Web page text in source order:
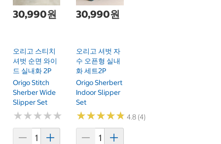
30,990원
오리고 스티치
셔벗 순면 와이
드 실내화 2P
Origo Stitch
Sherber Wide
Slipper Set
★★★★★
★★★★★
30,990원
오리고 셔벗 자
수 오픈형 실내
화 세트2P
Origo Sherbert
Indoor Slipper
Set
★★★★★
★★★★★ 4.8 (4)